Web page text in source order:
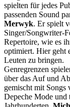
spielten für jedes
passenden Sound
Merwyk. Er spielt
Singer/Songwriter-
Repertoire, wie es
optimiert. Hier geht
Leuten zu bringen.
Genregrenzen
über das Auf und
gemischt mit Songs
Depeche Mode und